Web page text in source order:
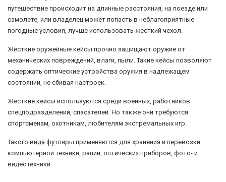
путешествие происходит на длинные расстояния, на поезде или
самолете, или владелец может попасть в неблагоприятные
погодные условия, лучше использовать жесткий чехол.
Жесткие оружейные кейсы прочно защищают оружие от
механических повреждений, влаги, пыли. Такие кейсы позволяют
содержать оптические устройства оружия в надлежащем
состоянии, не сбивая настроек.
Жесткие кейсы используются среди военных, работников
спецподразделений, спасателей. Но также они требуются
спортсменам, охотникам, любителям экстремальных игр.
Такого вида футляры применяются для хранения и перевозки
компьютерной техники, раций, оптических приборов, фото- и
видеотехники.